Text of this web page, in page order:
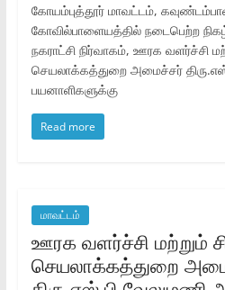
கோயம்புத்தூர்‌ மாவட்டம்‌,
கோவில்பாளையத்தில்‌ நடைபெற்ற
நகராட்சி நிர்வாகம்‌, ஊரக வளர்ச்சி
செயலாக்கத்துறை அமைச்சர்‌
பயனாளிகளுக்கு
Read more
மாவட்டம்
ஊரக வளர்ச்சி மற்றும்‌
செயலாக்கத்துறை